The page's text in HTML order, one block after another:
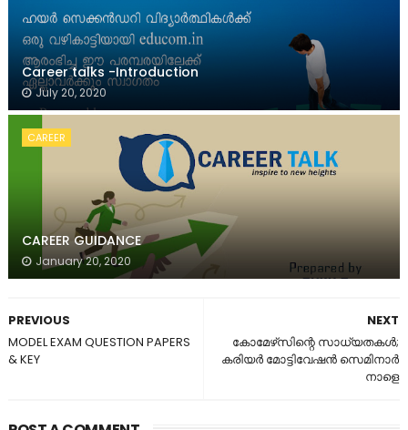
Career talks -Introduction
July 20, 2020
CAREER
CAREER GUIDANCE
January 20, 2020
NEXT
കോമേഴ്‌സിന്റെ സാധ്യതകൾ;
കരിയർ മോട്ടിവേഷൻ സെമിനാർ
നാളെ
PREVIOUS
MODEL EXAM QUESTION PAPERS
& KEY